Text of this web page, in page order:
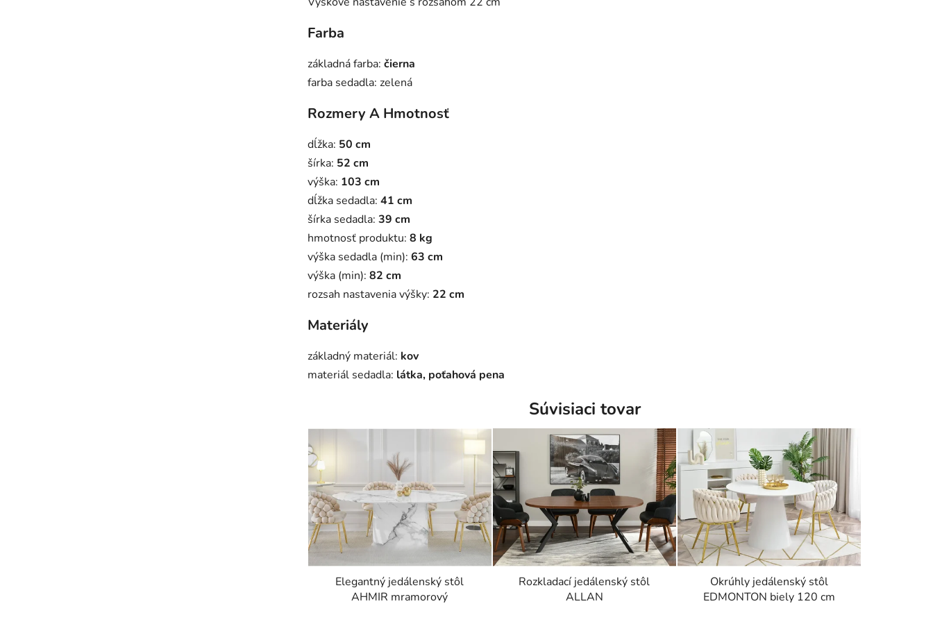
Farba
základná farba: čierna
farba sedadla: zelená
Rozmery A Hmotnosť
dĺžka: 50 cm
šírka: 52 cm
výška: 103 cm
dĺžka sedadla: 41 cm
šírka sedadla: 39 cm
hmotnosť produktu: 8 kg
výška sedadla (min): 63 cm
výška (min): 82 cm
rozsah nastavenia výšky: 22 cm
Materiály
základný materiál: kov
materiál sedadla: látka, poťahová pena
Súvisiaci tovar
Elegantný jedálenský stôl
AHMIR mramorový
Rozkladací jedálenský stôl
ALLAN
Okrúhly jedálenský stôl
EDMONTON biely 120 cm